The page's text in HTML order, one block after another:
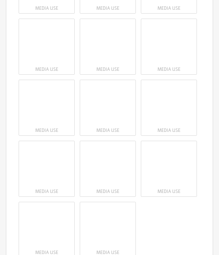
MEDIA USE MEDIA USE MEDIA USE
MEDIA USE MEDIA USE MEDIA USE
MEDIA USE MEDIA USE MEDIA USE
MEDIA USE MEDIA USE MEDIA USE
MEDIA USE MEDIA USE